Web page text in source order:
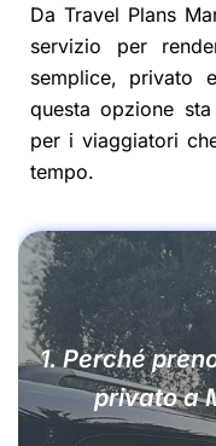
Da Travel Plans
servizio per
semplice, privato
questa opzione
per i viaggiatori
tempo.
1. Perché
privato a